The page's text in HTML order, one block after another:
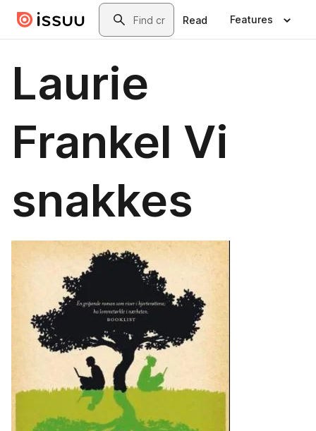
Skip to main contentSearch
Read Features
Laurie
Frankel Vi
snakkes